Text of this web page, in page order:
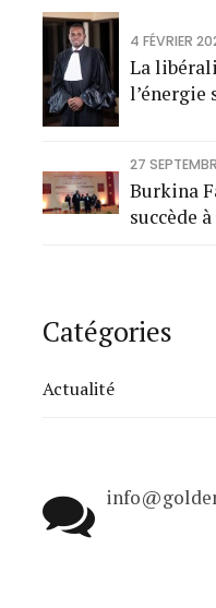
l'accès à l'honorariat
Rétrospectives,
introspectives et
perspectives.
4 FÉVRIER
La
l’énergie
27
Burkina
succède
Catégories
Actualité